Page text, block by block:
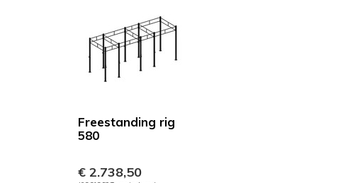
Freestanding rig
580
€ 2.738,50